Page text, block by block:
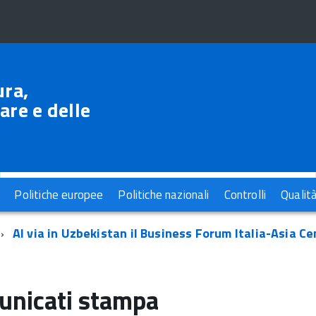
e delle
Politiche europee Politiche nazionali Controlli
Al via in Uzbekistan il Business Forum Italia-Asia
stampa